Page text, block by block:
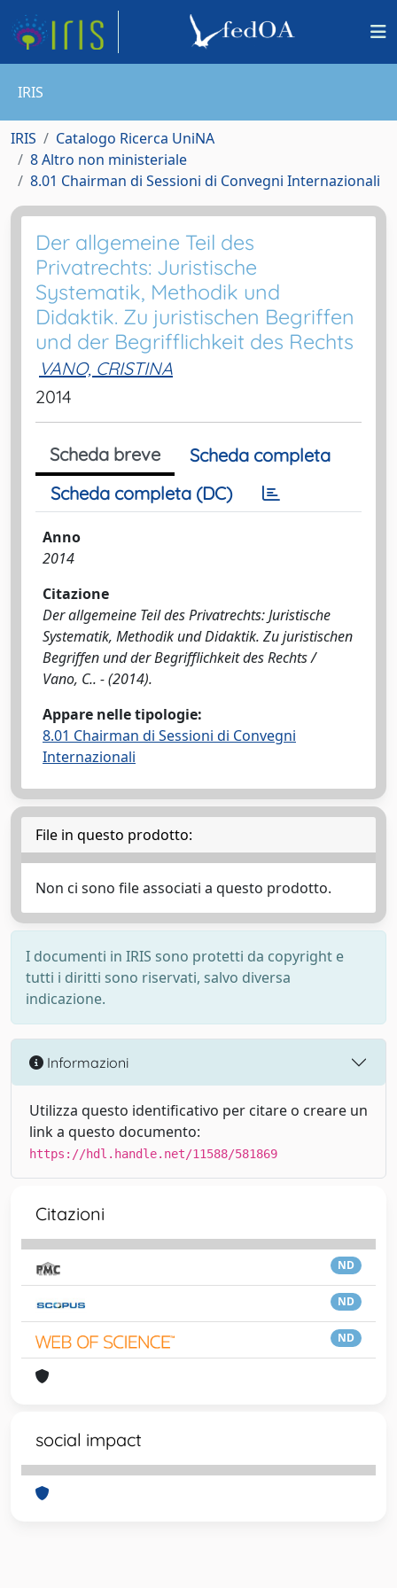
IRIS
IRIS
Catalogo Ricerca UniNA
8 Altro non ministeriale
8.01 Chairman di Sessioni di Convegni Internazionali
Der allgemeine Teil des
Privatrechts: Juristische
Systematik, Methodik und
Didaktik. Zu juristischen Begriffen
und der Begrifflichkeit des Rechts
VANO, CRISTINA
2014
Scheda breve
Scheda completa
Scheda completa (DC)
Anno
2014
Citazione
Der allgemeine Teil des Privatrechts: Juristische
Systematik, Methodik und Didaktik. Zu juristischen
Begriffen und der Begrifflichkeit des Rechts /
Vano, C.. - (2014).
Appare nelle tipologie:
8.01 Chairman di Sessioni di Convegni
Internazionali
File in questo prodotto:
Non ci sono file associati a questo prodotto.
I documenti in IRIS sono protetti da copyright e
tutti i diritti sono riservati, salvo diversa
indicazione.
Informazioni
Utilizza questo identificativo per citare o creare un
link a questo documento:
https://hdl.handle.net/11588/581869
Citazioni
ND
ND
ND
social impact